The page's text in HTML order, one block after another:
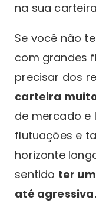
na sua
Se você não
com grandes
precisar dos
carteira
de mercado e
flutuações e
horizonte
sentido ter
até agressiva.